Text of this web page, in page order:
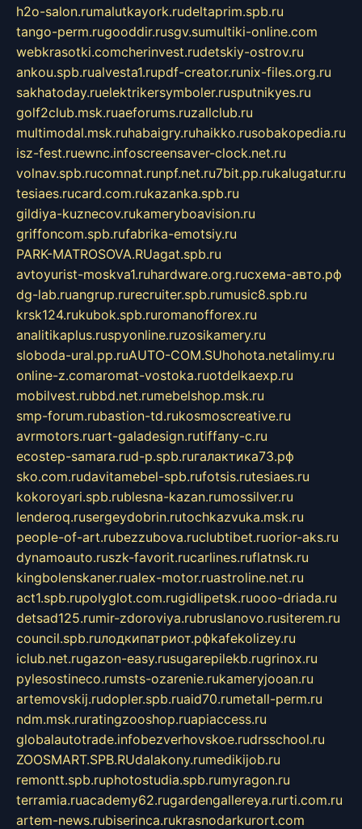
h2o-salon.rumalutkayork.rudeltaprim.spb.ru
tango-perm.rugooddir.rusgv.sumultiki-online.com
webkrasotki.comcherinvest.rudetskiy-ostrov.ru
ankou.spb.rualvesta1.rupdf-creator.runix-files.org.ru
sakhatoday.ruelektrikersymboler.rusputnikyes.ru
golf2club.msk.ruaeforums.ruzallclub.ru
multimodal.msk.ruhabaigry.ruhaikko.rusobakopedia.ru
isz-fest.ruewnc.infoscreensaver-clock.net.ru
volnav.spb.rucomnat.runpf.net.ru7bit.pp.rukalugatur.ru
tesiaes.rucard.com.rukazanka.spb.ru
gildiya-kuznecov.rukameryboavision.ru
griffoncom.spb.rufabrika-emotsiy.ru
PARK-MATROSOVA.RUagat.spb.ru
avtoyurist-moskva1.ruhardware.org.ruсхема-авто.рф
dg-lab.ruangrup.rurecruiter.spb.rumusic8.spb.ru
krsk124.rukubok.spb.ruromanofforex.ru
analitikaplus.ruspyonline.ruzosikamery.ru
sloboda-ural.pp.ruAUTO-COM.SUhohota.netalimy.ru
online-z.comaromat-vostoka.ruotdelkaexp.ru
mobilvest.rubbd.net.rumebelshop.msk.ru
smp-forum.rubastion-td.rukosmoscreative.ru
avrmotors.ruart-galadesign.rutiffany-c.ru
ecostep-samara.rud-p.spb.ruгалактика73.рф
sko.com.rudavitamebel-spb.rufotsis.rutesiaes.ru
kokoroyari.spb.rublesna-kazan.rumossilver.ru
lenderoq.rusergeydobrin.rutochkazvuka.msk.ru
people-of-art.rubezzubova.ruclubtibet.ruorior-aks.ru
dynamoauto.ruszk-favorit.rucarlines.ruflatnsk.ru
kingbolenskaner.rualex-motor.ruastroline.net.ru
act1.spb.rupolyglot.com.rugidlipetsk.ruooo-driada.ru
detsad125.rumir-zdoroviya.rubruslanovo.rusiterem.ru
council.spb.ruлодкипатриот.рфkafekolizey.ru
iclub.net.rugazon-easy.rusugarepilekb.rugrinox.ru
pylesostineco.rumsts-ozarenie.rukameryjooan.ru
artemovskij.rudopler.spb.ruaid70.rumetall-perm.ru
ndm.msk.ruratingzooshop.ruapiaccess.ru
globalautotrade.infobezverhovskoe.rudrsschool.ru
ZOOSMART.SPB.RUdalakony.rumedikijob.ru
remontt.spb.ruphotostudia.spb.rumyragon.ru
terramia.ruacademy62.rugardengallereya.rurti.com.ru
artem-news.rubiserinca.rukrasnodarkurort.com